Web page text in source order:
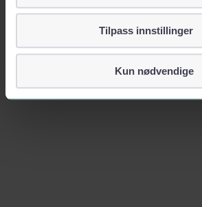
Vi tar ditt personvern på alvor
identifiserer deg, som navn eller
Tilpass innstillinger
Kun nødvendige